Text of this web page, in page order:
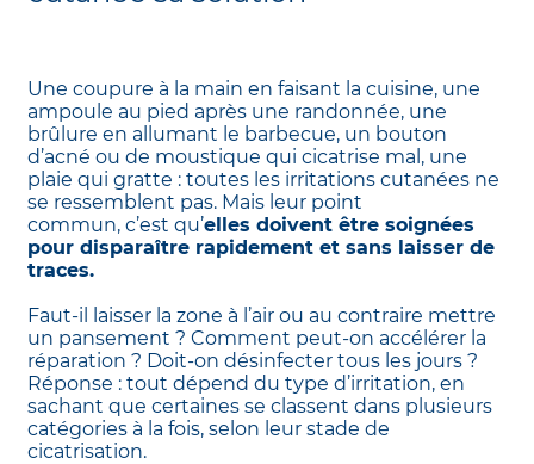
Une coupure à la main en faisant la cuisine, une
ampoule au pied après une randonnée, une
brûlure en allumant le barbecue, un bouton
d’acné ou de moustique qui cicatrise mal, une
plaie qui gratte : toutes les irritations cutanées ne
se ressemblent pas. Mais leur point
commun, c’est qu’elles doivent être soignées
pour disparaître rapidement et sans laisser de
traces.
Faut-il laisser la zone à l’air ou au contraire mettre
un pansement ? Comment peut-on accélérer la
réparation ? Doit-on désinfecter tous les jours ?
Réponse : tout dépend du type d’irritation, en
sachant que certaines se classent dans plusieurs
catégories à la fois, selon leur stade de
cicatrisation.